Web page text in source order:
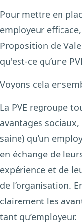
Pour mettre en
employeur
Proposition de
qu'est-ce qu’une
Voyons cela
La PVE regroupe
avantages
saine) qu’un
en échange de
expérience et de
de l’organisation.
clairement les
tant qu’employeur.